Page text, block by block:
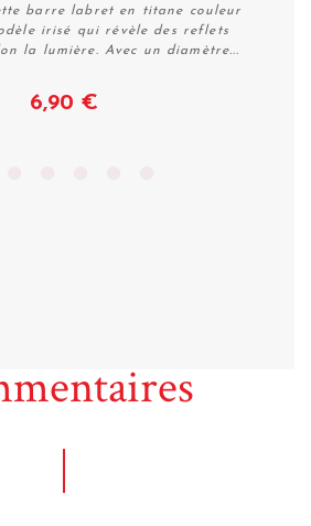
barre labret en titane couleur
irisé qui révèle des reflets
la lumière. Avec un diamètre...
6,90 €